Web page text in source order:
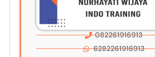
082261916913
6282261916913